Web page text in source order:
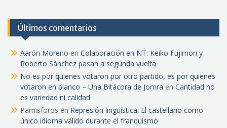
Últimos comentarios
Aarón Moreno en Colaboración en NT: Keiko Fujimori y
Roberto Sánchez pasan a segunda vuelta
No es por quienes votaron por otro partido, es por quienes
votaron en blanco – Una Bitácora de Jomra en Cantidad no
es variedad ni calidad
Pamisforos en Represión lingüística: El castellano como
único idioma válido durante el franquismo